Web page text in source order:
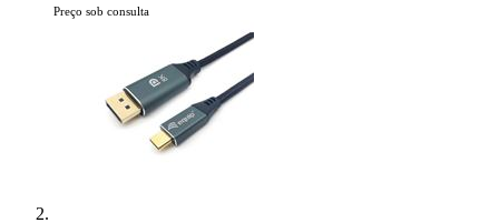
Preço sob consulta